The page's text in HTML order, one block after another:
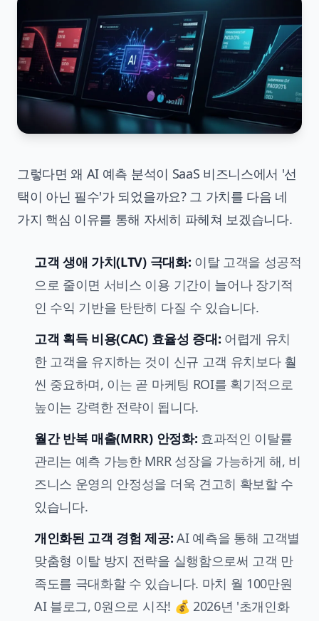
그렇다면 왜 AI 예측 분석이 SaaS 비즈니스에서 '선
택이 아닌 필수'가 되었을까요? 그 가치를 다음 네
가지 핵심 이유를 통해 자세히 파헤쳐 보겠습니다.
고객 생애 가치(LTV) 극대화: 이탈 고객을 성공적
으로 줄이면 서비스 이용 기간이 늘어나 장기적
인 수익 기반을 탄탄히 다질 수 있습니다.
고객 획득 비용(CAC) 효율성 증대: 어렵게 유치
한 고객을 유지하는 것이 신규 고객 유치보다 훨
씬 중요하며, 이는 곧 마케팅 ROI를 획기적으로
높이는 강력한 전략이 됩니다.
월간 반복 매출(MRR) 안정화: 효과적인 이탈률
관리는 예측 가능한 MRR 성장을 가능하게 해, 비
즈니스 운영의 안정성을 더욱 견고히 확보할 수
있습니다.
개인화된 고객 경험 제공: AI 예측을 통해 고객별
맞춤형 이탈 방지 전략을 실행함으로써 고객 만
족도를 극대화할 수 있습니다. 마치 월 100만원
AI 블로그, 0원으로 시작! 💰 2026년 '초개인화